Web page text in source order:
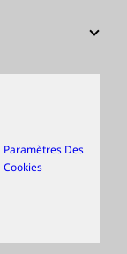
Paramètres Des
Cookies